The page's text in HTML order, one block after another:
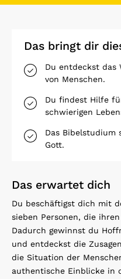
Das bringt dir
Du entdeckst das
von Menschen.
Du findest Hilfe
schwierigen
Das Bibelstudium
Gott.
Das erwartet dich
Du beschäftigst dich mit
sieben Personen, die
Dadurch gewinnst du
und entdeckst die
die Situation der
authentische Einblicke in